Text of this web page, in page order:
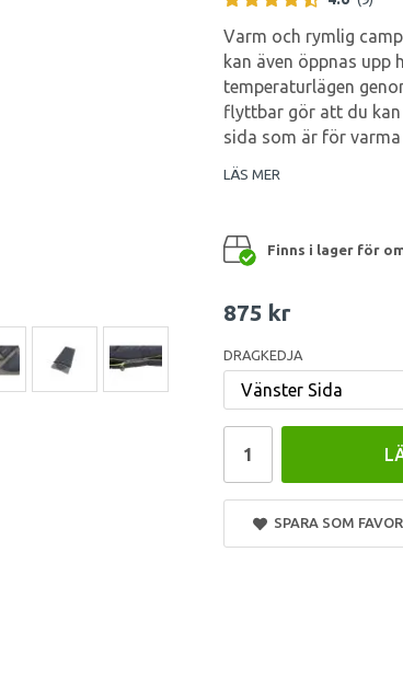
Varm och rymlig
kan även öppnas upp
temperaturlägen
flyttbar gör att du kan
sida som är för
LÄS MER
Finns i lager för
875 kr
DRAGKEDJA
SPARA SOM